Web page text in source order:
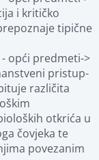
i kritičko
tipične
opći predmeti->
pristup-
različita
otkrića u
čovjeka te
povezanim